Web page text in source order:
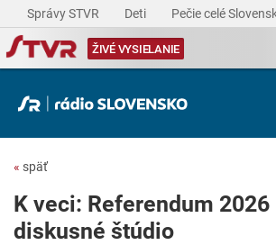
Správy STVR Deti Pečie celé
ŽIVÉ VYSIELANIE
« späť
K veci: Referendum 2026
diskusné štúdio